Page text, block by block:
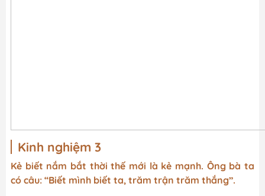
Kinh nghiệm 3
Kẻ biết nắm bắt thời thế mới là kẻ mạnh. Ông bà ta
có câu: “Biết mình biết ta, trăm trận trăm thắng”.